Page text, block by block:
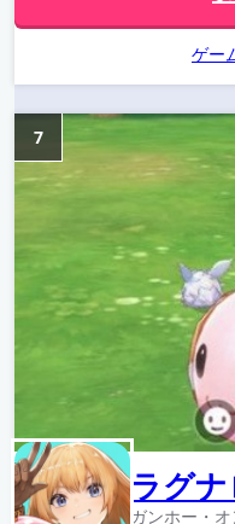
ゲー
ラグ
ガンホー・
7